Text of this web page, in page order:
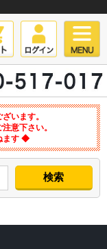
います。
意下さい。
ます ◆